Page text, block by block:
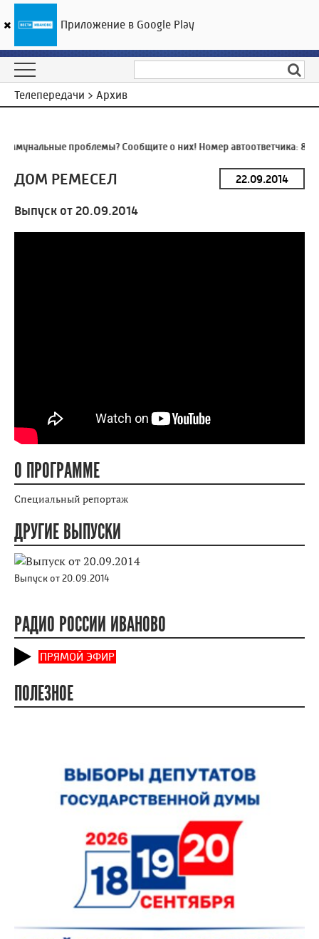
ГТРК «Ивтелерадио»
Телепередачи > Архив
проблемы? Сообщите о них! Номер автоответчика:8
ДОМ РЕМЕСЕЛ
Выпуск от 20.09.2014
О ПРОГРАММЕ
Специальный репортаж
ДРУГИЕ ВЫПУСКИ
Выпуск от 20.09.2014
РАДИО РОССИИ ИВАНОВО
ПРЯМОЙ ЭФИР
ПОЛЕЗНОЕ
Приложение в Google Play